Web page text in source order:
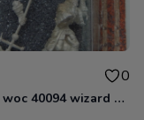
0
D&D - woc 40094 wizard human male Miniature - Donjons Dragons